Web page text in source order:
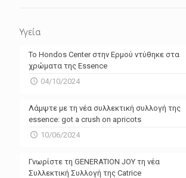
Υγεία
Το Hondos Center στην Ερμού ντύθηκε στα
χρώματα της Essence
04/10/2024
Λάμψτε με τη νέα συλλεκτική συλλογή της
essence: got a crush on apricots
10/06/2024
Γνωρίστε τη GENERATION JOY τη νέα
Συλλεκτική Συλλογή της Catrice